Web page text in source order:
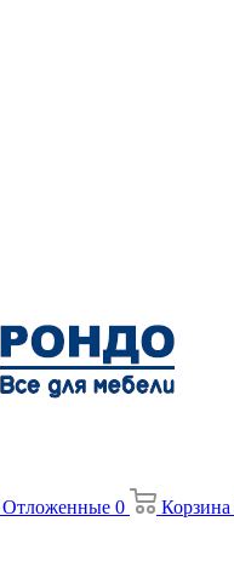
Отложенные 0 Корзина